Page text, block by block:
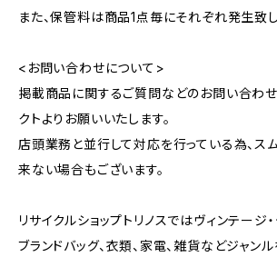
また、保管料は商品1点毎にそれぞれ発生致し
<お問い合わせについて>
掲載商品に関するご質問などのお問い合わせ
クトよりお願いいたします。
店頭業務と並行して対応を行っている為、ス
来ない場合もございます。
リサイクルショップトリノスではヴィンテージ
ブランドバッグ、衣類、家電、雑貨などジャン